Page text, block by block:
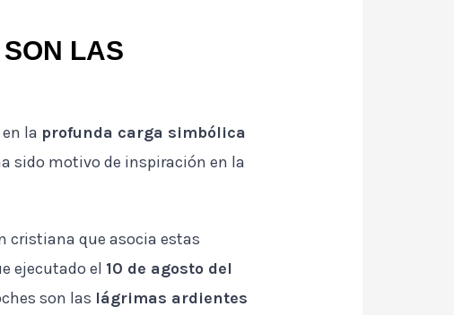
LAS
la profunda carga simbólica
sido motivo de inspiración en la
cristiana que asocia estas
ejecutado el 10 de agosto del
son las lágrimas ardientes